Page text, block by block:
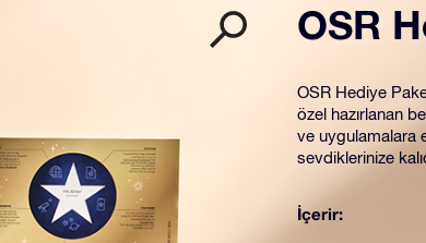
OSR
OSR Hediye
özel hazırlanan
ve uygulamalara
sevdiklerinize
İçerir: